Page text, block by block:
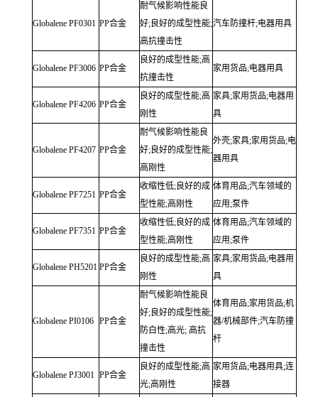
Globalene PF0301 PP合金
耐气候影响性能良
好;良好的成型性能;
高抗撞击性
汽车防撞杆;电器用具
Globalene PF3006 PP合金
良好的成型性能;高
抗撞击性
家用货品;电器用具
Globalene PF4206 PP合金
良好的成型性能;高
刚性
家具;家用货品;电器用
具
Globalene PF4207 PP合金
耐气候影响性能良
好;良好的成型性能;
高刚性
外壳;家具;家用货品;电
器用具
Globalene PF7251 PP合金
收缩性低;良好的成
型性能;高刚性
体育用品;汽车领域的
应用;泵件
Globalene PF7351 PP合金
收缩性低;良好的成
型性能;高刚性
体育用品;汽车领域的
应用;泵件
Globalene PH5201 PP合金
良好的成型性能;高
刚性
家具;家用货品;电器用
具
Globalene PI0106 PP合金
耐气候影响性能良
好;良好的成型性能;
防白性;高光; 高抗
撞击性
体育用品;家用货品;机
器/机械部件;汽车防撞
杆
Globalene PJ3001 PP合金
良好的成型性能;高
光;高刚性
家用货品;电器用具;连
接器